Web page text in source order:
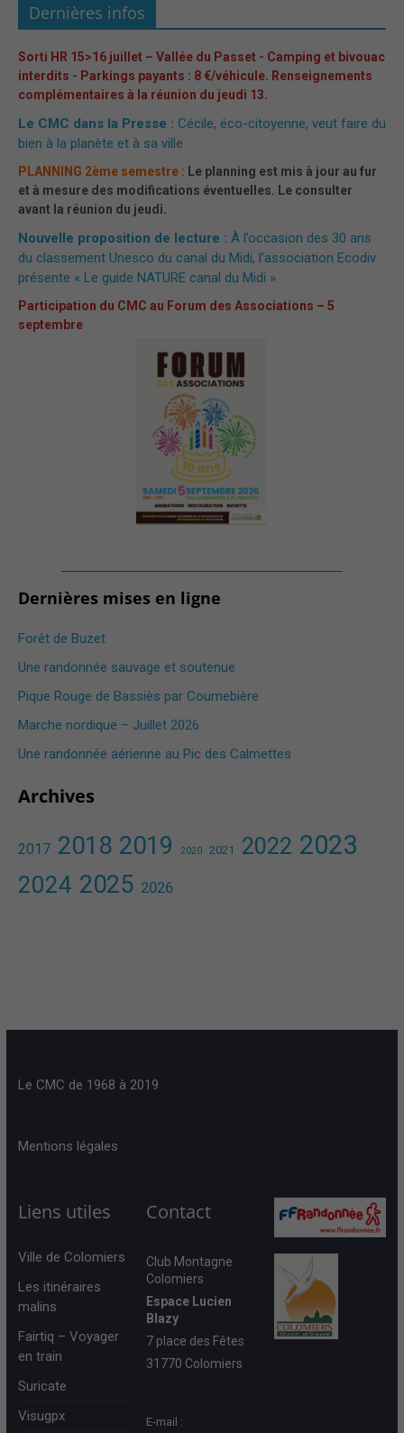
Dernières infos
Sorti HR 15>16 juillet – Vallée du Passet - Camping et bivouac
interdits - Parkings payants : 8 €/véhicule. Renseignements
complémentaires à la réunion du jeudi 13.
Le CMC dans la Presse : Cécile, éco-citoyenne, veut faire du
bien à la planète et à sa ville
PLANNING 2ème semestre : Le planning est mis à jour au fur
et à mesure des modifications éventuelles. Le consulter
avant la réunion du jeudi.
Nouvelle proposition de lecture : À l’occasion des 30 ans
du classement Unesco du canal du Midi, l’association Ecodiv
présente « Le guide NATURE canal du Midi ».
Participation du CMC au Forum des Associations – 5
septembre
Dernières mises en ligne
Forêt de Buzet
Une randonnée sauvage et soutenue
Pique Rouge de Bassiès par Coumebière
Marche nordique – Juillet 2026
Une randonnée aérienne au Pic des Calmettes ​
Archives
2017 2018 2019 2020 2021 2022 2023
2024 2025 2026
Le CMC de 1968 à 2019
Mentions légales
Liens utiles
Ville de Colomiers
Les itinéraires
malins
Fairtiq – Voyager
en train
Suricate
Visugpx
Contact
Club Montagne
Colomiers
Espace Lucien
Blazy
7 place des Fêtes
31770 Colomiers
E-mail :